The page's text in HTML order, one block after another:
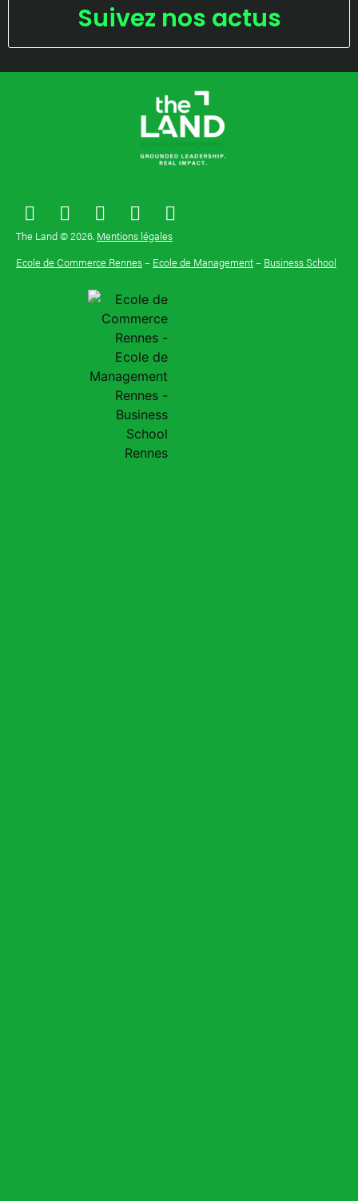
Suivez nos actus
The Land © 2026. Mentions légales
Ecole de Commerce Rennes– Ecole de Management– Business School